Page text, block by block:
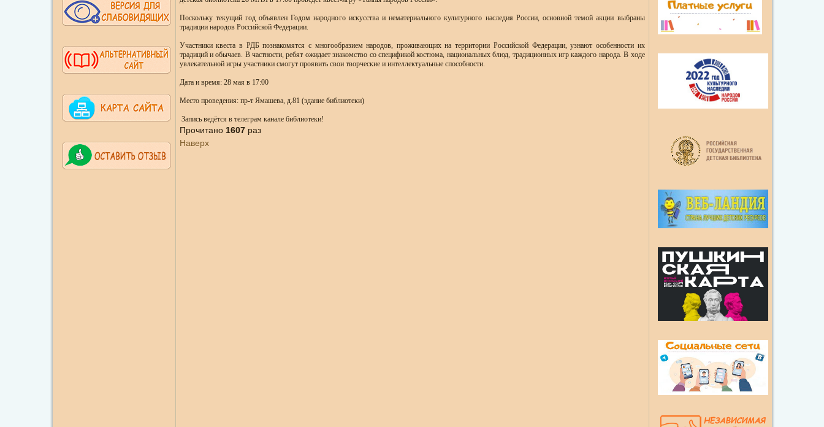
Поскольку текущий год объявлен Годом народного искусства и нематериального культурного наследия России, основной темой акции выбраны
традиции народов Российской Федерации.
Участники квеста в РДБ познакомятся с многообразием народов, проживающих на территории Российской Федерации, узнают особенности их
традиций и обычаев. В частности, ребят ожидает знакомство со спецификой костюма, национальных блюд, традиционных игр каждого народа. В ходе
увлекательной игры участники смогут проявить свои творческие и интеллектуальные способности.
Дата и время: 28 мая в 17:00
Место проведения: пр-т Ямашева, д.81 (здание библиотеки)
Запись ведётся в телеграм канале библиотеки!
Прочитано 1607раз
Наверх